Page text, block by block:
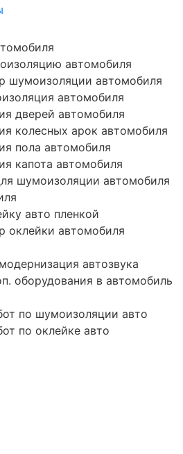
автомобиля
шумоизоляции автомобиля
автомобиля
дверей автомобиля
колесных арок автомобиля
пола автомобиля
капота автомобиля
шумоизоляции автомобиля
авто пленкой
оклейки автомобиля
автозвука
оборудования в автомобиль
по шумоизоляции авто
по оклейке авто